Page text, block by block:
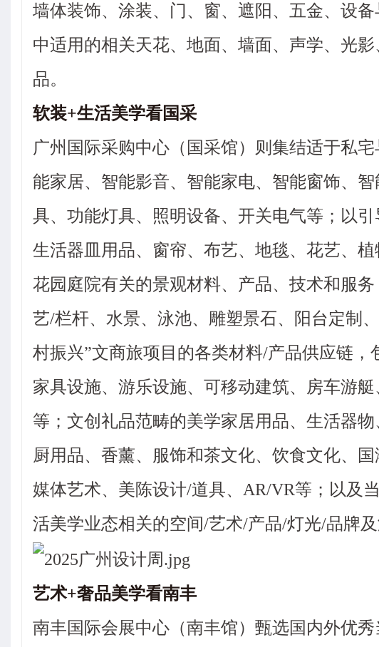
墙体装饰、涂装、门、窗、遮阳、五金、设
中适用的相关天花、地面、墙面、声学、光
品。
软装+生活美学看国采
广州国际采购中心（国采馆）则集结适于私
能家居、智能影音、智能家电、智能窗饰、
具、功能灯具、照明设备、开关电气等；以
生活器皿用品、窗帘、布艺、地毯、花艺、
花园庭院有关的景观材料、产品、技术和服
艺/栏杆、水景、泳池、雕塑景石、阳台定制
村振兴”文商旅项目的各类材料/产品供应链
家具设施、游乐设施、可移动建筑、房车游
等；文创礼品范畴的美学家居用品、生活器
厨用品、香薰、服饰和茶文化、饮食文化、
媒体艺术、美陈设计/道具、AR/VR等；以及
活美学业态相关的空间/艺术/产品/灯光/品牌及
艺术+奢品美学看南丰
南丰国际会展中心（南丰馆）甄选国内外优